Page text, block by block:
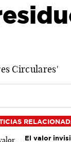
Circulares'
El valor